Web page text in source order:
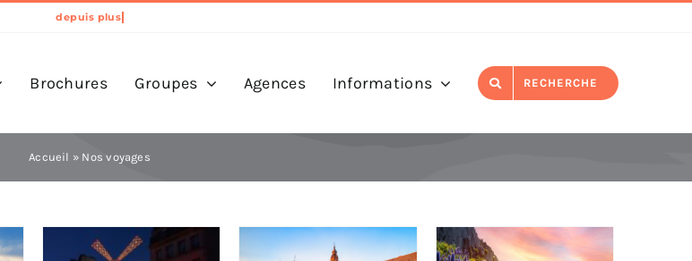
Brochures Groupes Agences Informations RECHERCHE
Accueil » Nos voyages